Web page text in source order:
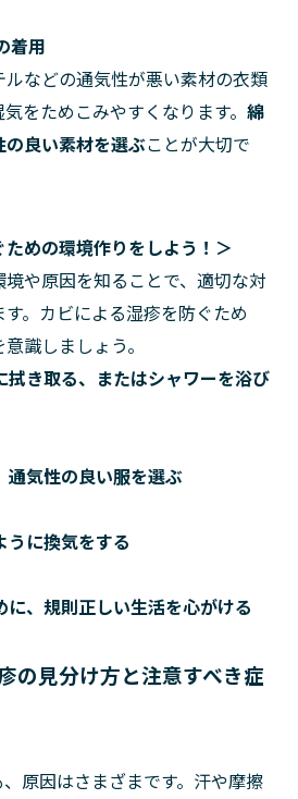
着用
などの通気性が悪い素材の衣類
をためこみやすくなります。 綿
良い素材を選ぶことが大切で
めの環境作りをしよう！＞
や原因を知ることで、適切な対
。カビによる湿疹を防ぐため
識しましょう。
拭き取る、またはシャワーを浴び
通気性の良い服を選ぶ
うに換気をする
、規則正しい生活を心がける
の見分け方と注意すべき症
原因はさまざまです。汗や摩擦